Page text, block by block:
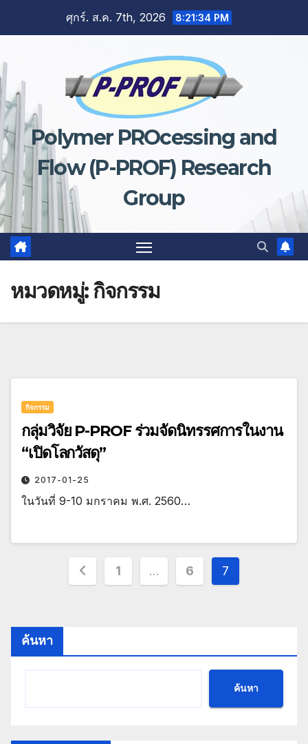
ศุกร์. ส.ค. 7th, 2026 8:21:34 PM
Polymer PROcessing and
Flow (P-PROF) Research
Group
หมวดหมู่:กิจกรรม
กิจกรรม
กลุ่มวิจัย P-PROF ร่วมจัดนิทรรศการในงาน
“เปิดโลกวัสดุ”
2017-01-25
ในวันที่ 9-10 มกราคม พ.ศ. 2560…
Posts
1 … 6 7
ค้นหา
ค้นหา